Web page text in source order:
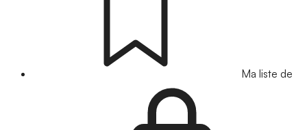
Ma liste de